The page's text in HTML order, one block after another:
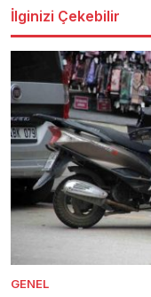
İlginizi Çekebilir
GENEL